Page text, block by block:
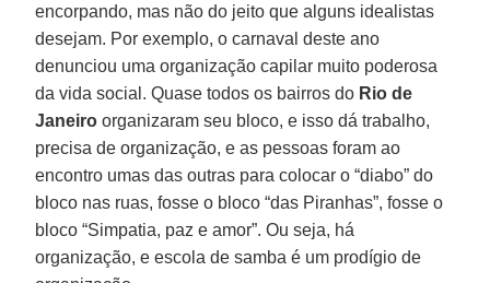
encorpando, mas não do jeito que alguns idealistas
desejam. Por exemplo, o carnaval deste ano
denunciou uma organização capilar muito poderosa
da vida social. Quase todos os bairros do Rio de
Janeiro organizaram seu bloco, e isso dá trabalho,
precisa de organização, e as pessoas foram ao
encontro umas das outras para colocar o “diabo” do
bloco nas ruas, fosse o bloco “das Piranhas”, fosse o
bloco “Simpatia, paz e amor”. Ou seja, há
organização, e escola de samba é um prodígio de